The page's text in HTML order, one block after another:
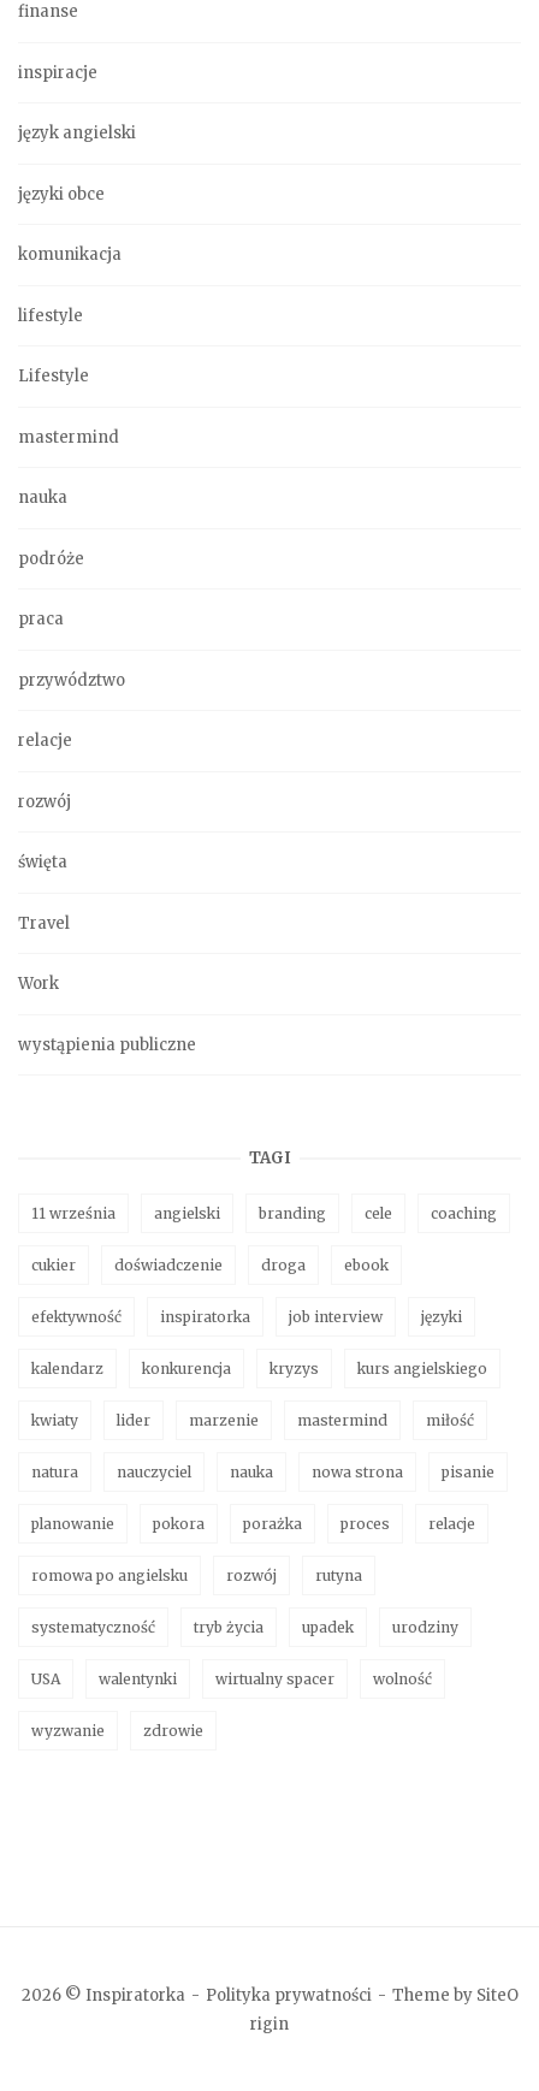
finanse
inspiracje
język angielski
języki obce
komunikacja
lifestyle
Lifestyle
mastermind
nauka
podróże
praca
przywództwo
relacje
rozwój
święta
Travel
Work
wystąpienia publiczne
TAGI
11 września angielski branding cele coaching
cukier doświadczenie droga ebook
efektywność inspiratorka job interview języki
kalendarz konkurencja kryzys kurs angielskiego
kwiaty lider marzenie mastermind miłość
natura nauczyciel nauka nowa strona pisanie
planowanie pokora porażka proces relacje
romowa po angielsku rozwój rutyna
systematyczność tryb życia upadek urodziny
USA walentynki wirtualny spacer wolność
wyzwanie zdrowie
2026 © Inspiratorka Polityka prywatności Theme by SiteO
rigin